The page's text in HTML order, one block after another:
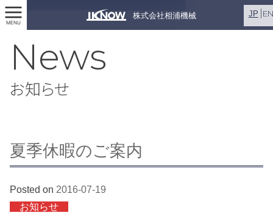
株式会社相浦機械
MENU
JP
News
お知らせ
夏季休暇のご案内
Posted on 2016-07-19
お知らせ